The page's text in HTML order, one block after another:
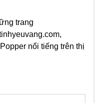
trang
nổi tiếng trên thị